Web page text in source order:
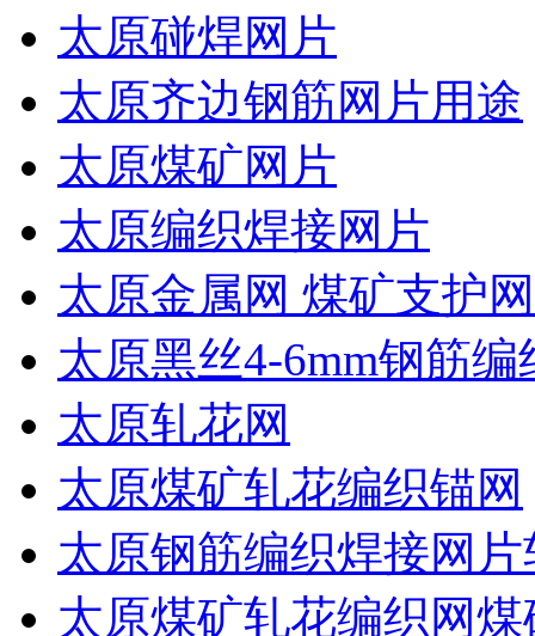
太原碰焊网片
太原齐边钢筋网片用途
太原煤矿网片
太原编织焊接网片
太原金属网 煤矿支护
太原黑丝4-6mm钢筋
太原轧花网
太原煤矿轧花编织锚网
太原钢筋编织焊接网
太原煤矿轧花编织网